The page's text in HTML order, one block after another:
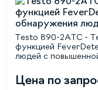
Testo 890-2ATC -
функцией
людей с
Цена по